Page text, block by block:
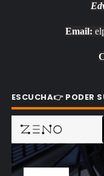
Email:
ESCUCHA👉 PODER